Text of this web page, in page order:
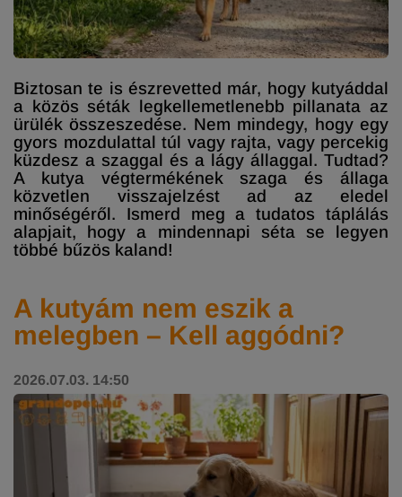
Biztosan te is észrevetted már, hogy kutyáddal
a közös séták legkellemetlenebb pillanata az
ürülék összeszedése. Nem mindegy, hogy egy
gyors mozdulattal túl vagy rajta, vagy percekig
küzdesz a szaggal és a lágy állaggal. Tudtad?
A kutya végtermékének szaga és állaga
közvetlen visszajelzést ad az eledel
minőségéről. Ismerd meg a tudatos táplálás
alapjait, hogy a mindennapi séta se legyen
többé bűzös kaland!
A kutyám nem eszik a
melegben – Kell aggódni?
2026.07.03. 14:50